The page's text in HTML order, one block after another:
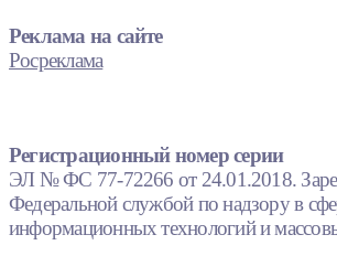
Реклама на сайте
Росреклама
Регистрационный номер серии
ЭЛ № ФС 77-72266 от 24.01.2018.
Федеральной службой по надзору в
информационных технологий и